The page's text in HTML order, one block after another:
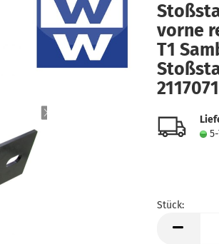
Konto erstellen
Passwort vergessen?
vorne
T1
Stück:
Stück